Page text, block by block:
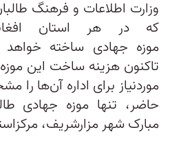
وزارت اطلاعات و فرهنگ
که در هر استان
موزه جهادی ساخته خواهد
تاکنون هزینه ساخت این
موردنیاز برای اداره آن‌ها
حاضر، تنها موزه جهادی
مبارک شهر مزارشریف،